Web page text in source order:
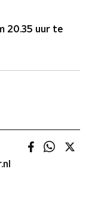
20.35 uur te